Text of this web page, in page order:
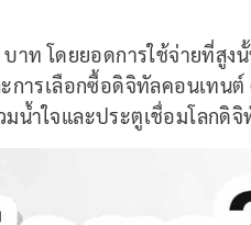
าท โดยยอดการใช้จ่ายที่สู
ารเลือกซื้อดิจิทัลคอนเทน
น้ำใจและประตูเชื่อมโลกดิ